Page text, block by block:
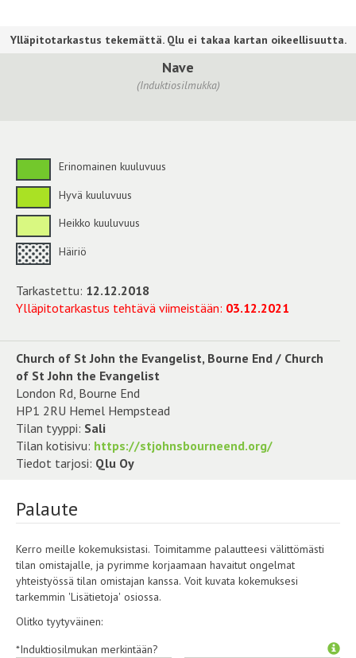
Nave
(Induktiosilmukka)
Erinomainen kuuluvuus
Hyvä kuuluvuus
Heikko kuuluvuus
Häiriö
Tarkastettu: 12.12.2018
Ylläpitotarkastus tehtävä viimeistään: 03.12.2021
Church of St John the Evangelist, Bourne End / Church
of St John the Evangelist
London Rd, Bourne End
HP1 2RU Hemel Hempstead
Tilan tyyppi: Sali
Tilan kotisivu: https://stjohnsbourneend.org/
Tiedot tarjosi: Qlu Oy
Palaute
Kerro meille kokemuksistasi. Toimitamme palautteesi välittömästi
tilan omistajalle, ja pyrimme korjaamaan havaitut ongelmat
yhteistyössä tilan omistajan kanssa. Voit kuvata kokemuksesi
tarkemmin 'Lisätietoja' osiossa.
Olitko tyytyväinen:
*Induktiosilmukan merkintään?